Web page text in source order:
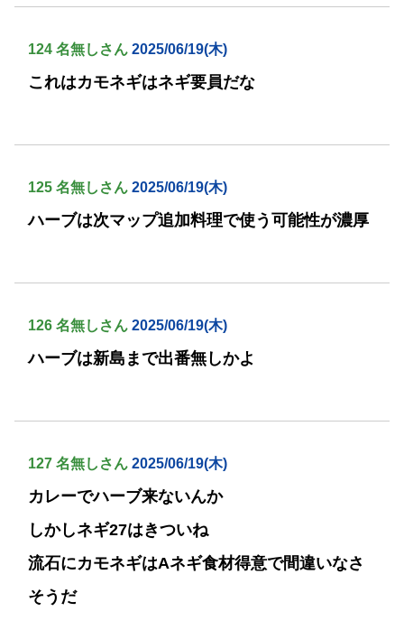
124 名無しさん 2025/06/19(木)
これはカモネギはネギ要員だな
125 名無しさん 2025/06/19(木)
ハーブは次マップ追加料理で使う可能性が濃厚
126 名無しさん 2025/06/19(木)
ハーブは新島まで出番無しかよ
127 名無しさん 2025/06/19(木)
カレーでハーブ来ないんか
しかしネギ27はきついね
流石にカモネギはAネギ食材得意で間違いなさ
そうだ